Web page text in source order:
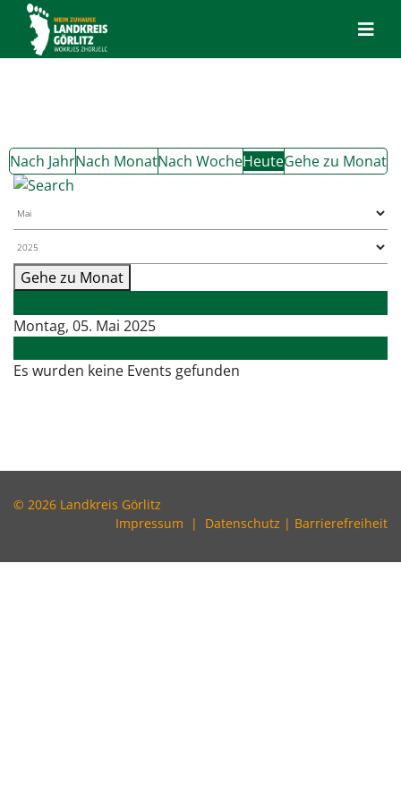
Nach JahrNach MonatNach WocheHeuteGehe zu Monat
Gehe zu Monat
Montag, 05. Mai 2025
Es wurden keine Events gefunden
© 2026 Landkreis Görlitz
Impressum | Datenschutz | Barrierefreiheit